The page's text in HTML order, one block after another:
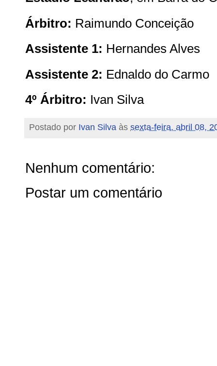
Árbitro: Raimundo Conceição
Assistente 1: Hernandes Alves
Assistente 2: Ednaldo do Carmo
4º Árbitro: Ivan Silva
Postado por Ivan Silva às sexta-feira, abril 08,
Nenhum comentário:
Postar um comentário